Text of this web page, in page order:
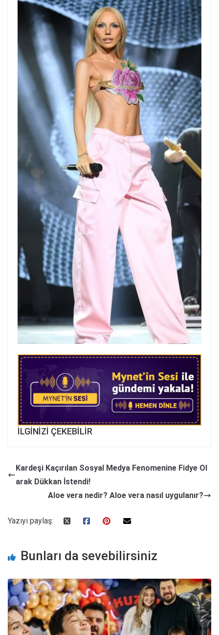
İLGİNİZİ ÇEKEBİLİR
Kardeşi Kaçırılan Sosyal Medya Fenomenine Fidye Ol
arak Dükkan İstendi!
Aloe vera nedir? Aloe vera nasıl uygulanır?
Yazıyı paylaş:
Bunları da sevebilirsiniz